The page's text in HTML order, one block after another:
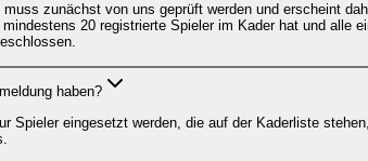
zunächst von uns geprüft werden und erscheint
20 registrierte Spieler im Kader hat und alle
haben?
eingesetzt werden, die auf der Kaderliste